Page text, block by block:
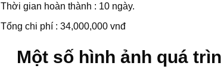
Thời gian hoàn thành : 10 ngày.
Tổng chi phí : 34,000,000 vnđ
Một số hình ảnh quá